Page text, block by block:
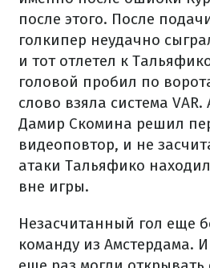
после этого. После
голкипер неудачно
и тот отлетел к
головой пробил по
слово взяла система
Дамир Скомина решил
видеоповтор, и не
атаки Тальяфико
вне игры.
Незасчитанный гол еще
команду из Амстердама.